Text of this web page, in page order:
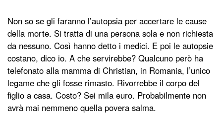
Non so se gli faranno l’autopsia per accertare le cause
della morte. Si tratta di una persona sola e non richiesta
da nessuno. Così hanno detto i medici. E poi le autopsie
costano, dico io. A che servirebbe? Qualcuno però ha
telefonato alla mamma di Christian, in Romania, l’unico
legame che gli fosse rimasto. Rivorrebbe il corpo del
figlio a casa. Costo? Sei mila euro. Probabilmente non
avrà mai nemmeno quella povera salma.